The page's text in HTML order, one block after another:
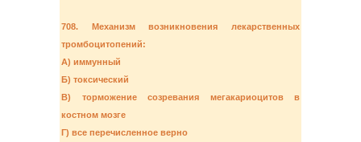
708. Механизм возникновения лекарственных
тромбоцитопений:
А) иммунный
Б) токсический
В) торможение созревания мегакариоцитов в
костном мозге
Г) все перечисленное верно